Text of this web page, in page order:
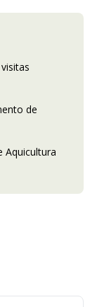
de
Aquicultura